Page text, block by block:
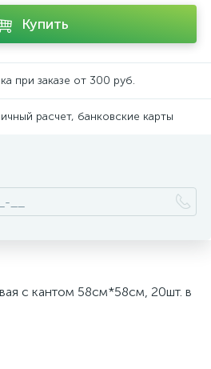
Купить
при заказе от 300 руб.
расчет, банковские карты
с кантом 58см*58см, 20шт. в